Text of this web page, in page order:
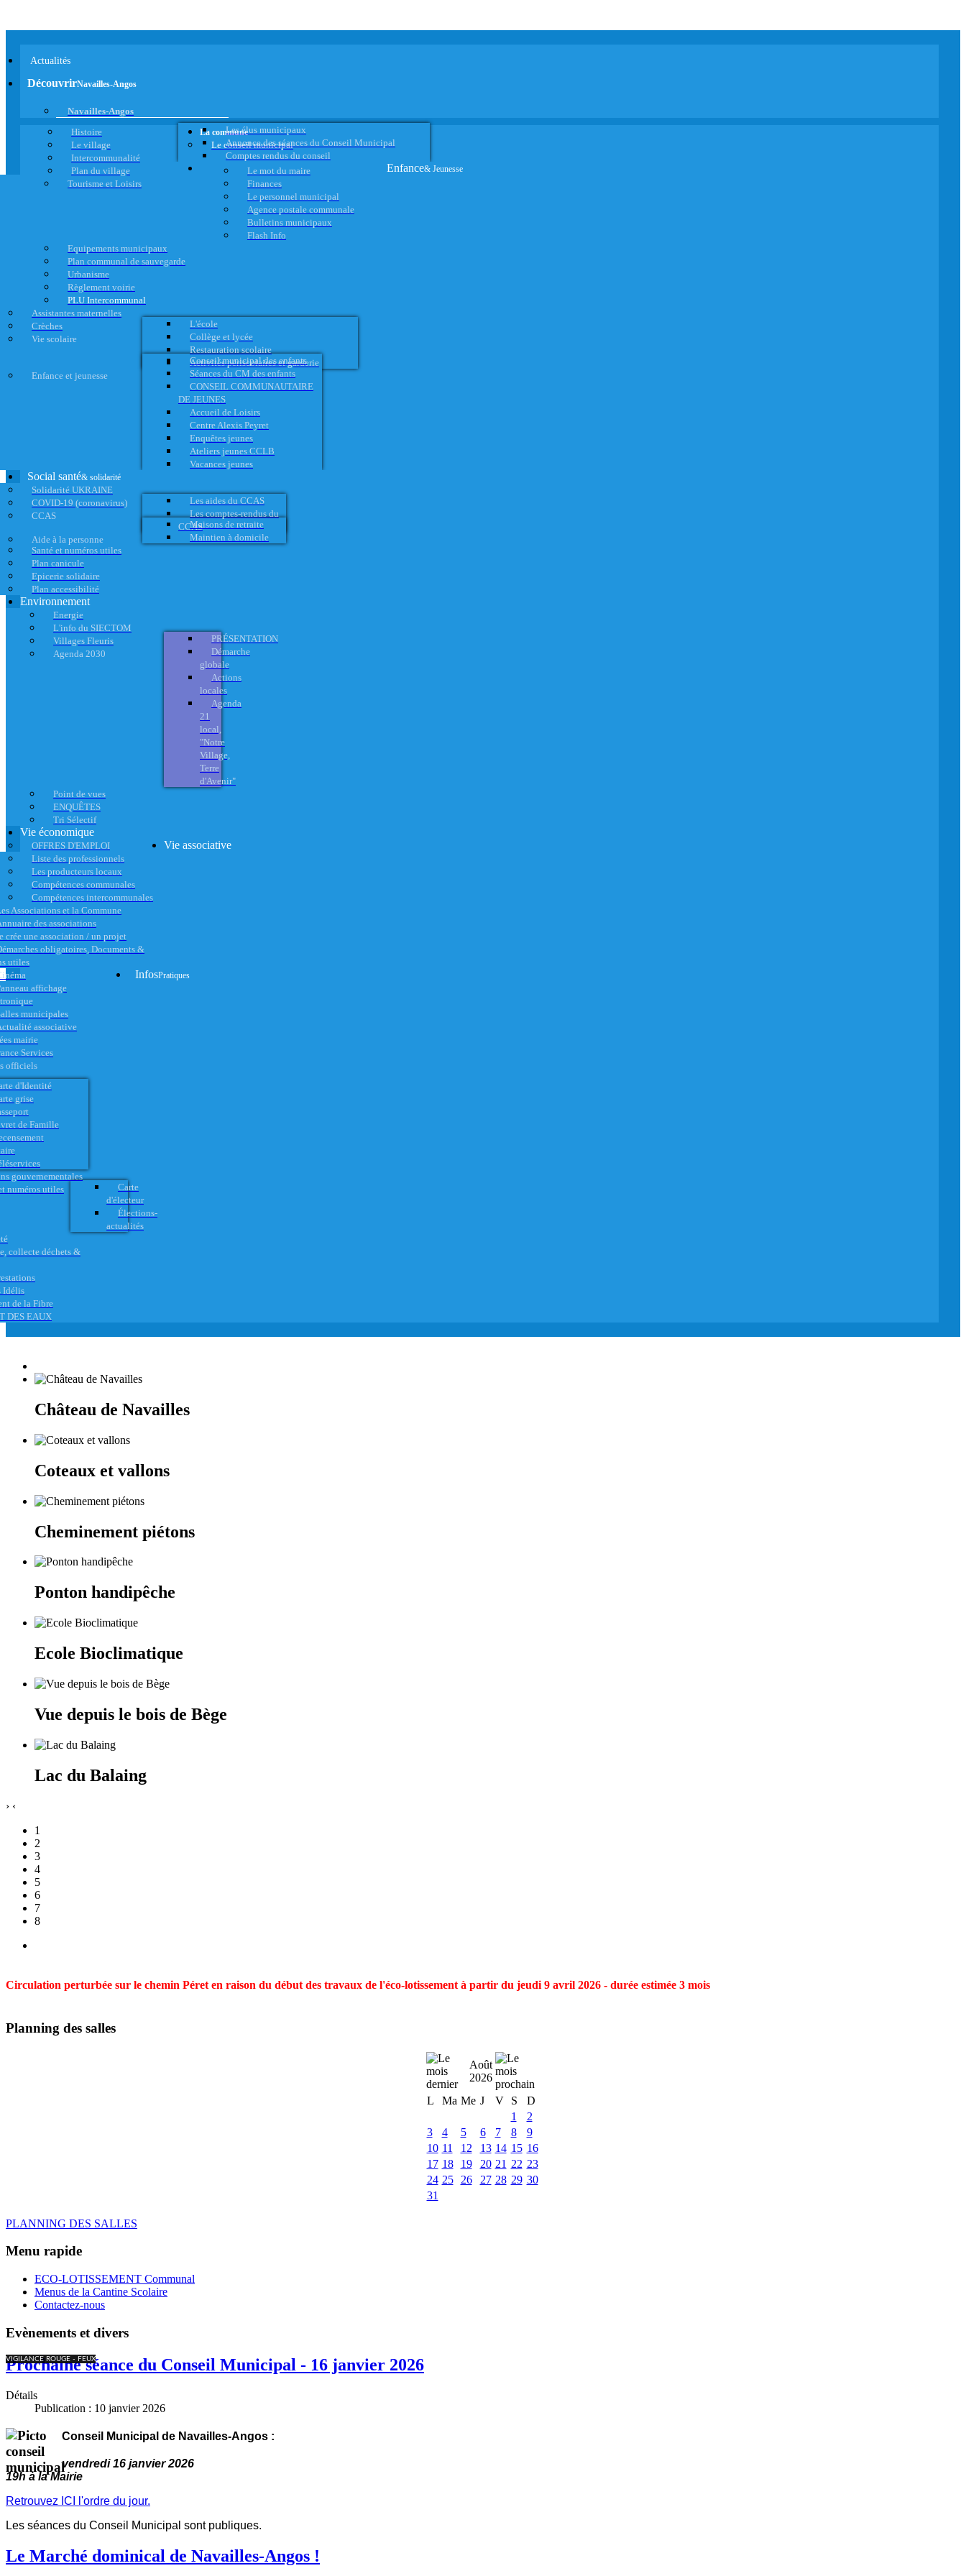
Actualités
DécouvrirNavailles-Angos
Navailles-Angos
Histoire
Le village
Intercommunalité
Plan du village
Tourisme et Loisirs
La commune
Le conseil municipal
Les élus municipaux
Annonce des séances du Conseil Municipal
Comptes rendus du conseil
Le mot du maire
Finances
Le personnel municipal
Agence postale communale
Bulletins municipaux
Flash Info
Equipements municipaux
Plan communal de sauvegarde
Urbanisme
Règlement voirie
PLU Intercommunal
Enfance& Jeunesse
Assistantes maternelles
Crèches
Vie scolaire
L'école
Collège et lycée
Restauration scolaire
Activités périscolaires et garderie
Enfance et jeunesse
Conseil municipal des enfants
Séances du CM des enfants
CONSEIL COMMUNAUTAIRE
DE JEUNES
Accueil de Loisirs
Centre Alexis Peyret
Enquêtes jeunes
Ateliers jeunes CCLB
Vacances jeunes
Social santé& solidarité
Solidarité UKRAINE
COVID-19 (coronavirus)
CCAS
Les aides du CCAS
Les comptes-rendus du
CCAS
Aide à la personne
Maisons de retraite
Maintien à domicile
Santé et numéros utiles
Plan canicule
Epicerie solidaire
Plan accessibilité
Environnement
Energie
L'info du SIECTOM
Villages Fleuris
Agenda 2030
PRÉSENTATION
Démarche
globale
Actions
locales
Agenda
21
local,
"Notre
Village,
Terre
d'Avenir"
Point de vues
ENQUÊTES
Tri Sélectif
Vie économique
OFFRES D'EMPLOI
Liste des professionnels
Les producteurs locaux
Compétences communales
Compétences intercommunales
Vie associative
Associations et la Commune
des associations
crée une association / un projet
obligatoires, Documents &
utiles
affichage
municipales
associative
InfosPratiques
mairie
Services
officiels
d'Identité
grise
de Famille
gouvernementales
numéros utiles
Carte
d'électeur
Élections-
actualités
collecte déchets &
Idélis
de la Fibre
DES EAUX
Château de Navailles
Coteaux et vallons
Cheminement piétons
Ponton handipêche
Ecole Bioclimatique
Vue depuis le bois de Bège
Lac du Balaing
› ‹
1
2
3
4
5
6
7
8
Circulation perturbée sur le chemin Péret en raison du début des travaux de l'éco-lotissement à partir du jeudi 9 avril 2026 - durée estimée 3 mois
Planning des salles
Août
2026
L
Ma Me J V S
D
1
2
3
4 5 6 7 8
9
10 11 12 13 14 15 16
17 18 19 20 21 22 23
24 25 26 27 28 29 30
31
PLANNING DES SALLES
Menu rapide
ECO-LOTISSEMENT Communal
Menus de la Cantine Scolaire
Contactez-nous
Evènements et divers
VIGILANCE ROUGE - FEUX
Prochaine séance du Conseil Municipal - 16 janvier 2026
Détails
Publication : 10 janvier 2026
Conseil Municipal de Navailles-Angos :
vendredi 16 janvier 2026
19h à la Mairie
Retrouvez ICI l'ordre du jour.
Les séances du Conseil Municipal sont publiques.
Le Marché dominical de Navailles-Angos !